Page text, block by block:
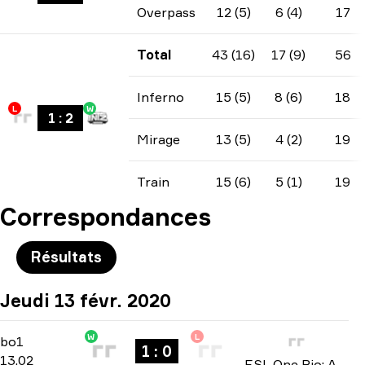
Overpass 12 (5) 6 (4) 17
L
1 : 2
W
Total 43 (16) 17 (9) 56
Inferno 15 (5) 8 (6) 18
Mirage 13 (5) 4 (2) 19
Train 15 (6) 5 (1) 19
Correspondances
Résultats
Jeudi 13 févr. 2020
bo1 North America Open Qualifier 4
13.02
W
1 : 0
L